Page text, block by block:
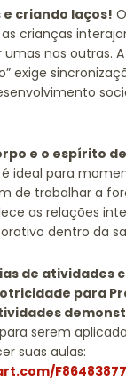
criando laços!
crianças
nas outras.
exige
e o espírito
é ideal para
de trabalhar a
as relações
dentro da
de atividades
para
serem
suas aulas: